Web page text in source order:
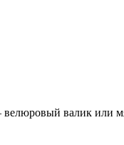
валик или